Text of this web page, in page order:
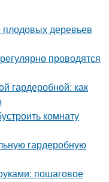
плодовых деревьев
проводятся
гардеробной: как
комнату
гардеробную
пошаговое